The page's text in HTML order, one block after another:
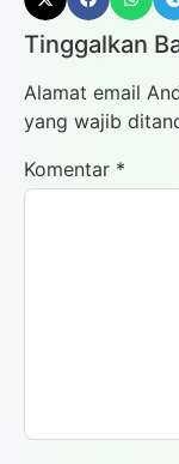
Tinggalkan
Alamat email
yang wajib
Komentar *